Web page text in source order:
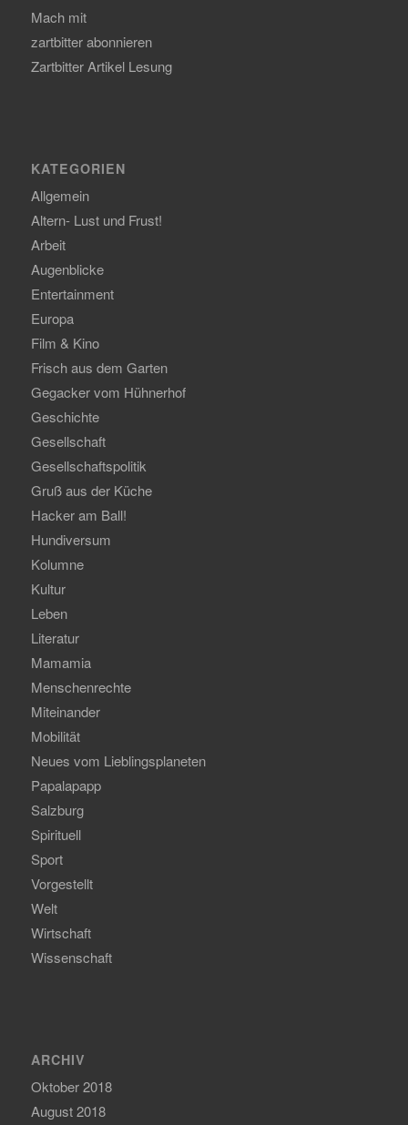
Mach mit
zartbitter abonnieren
Zartbitter Artikel Lesung
KATEGORIEN
Allgemein
Altern- Lust und Frust!
Arbeit
Augenblicke
Entertainment
Europa
Film & Kino
Frisch aus dem Garten
Gegacker vom Hühnerhof
Geschichte
Gesellschaft
Gesellschaftspolitik
Gruß aus der Küche
Hacker am Ball!
Hundiversum
Kolumne
Kultur
Leben
Literatur
Mamamia
Menschenrechte
Miteinander
Mobilität
Neues vom Lieblingsplaneten
Papalapapp
Salzburg
Spirituell
Sport
Vorgestellt
Welt
Wirtschaft
Wissenschaft
ARCHIV
Oktober 2018
August 2018